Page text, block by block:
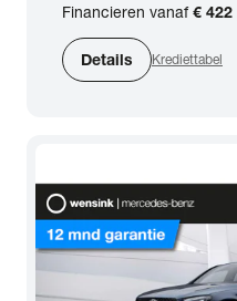
Financieren vanaf€ 422
Details Krediettabel